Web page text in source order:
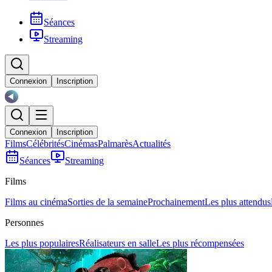
Séances
Streaming
Connexion Inscription
Connexion Inscription
FilmsCélébritésCinémasPalmarèsActualités
Séances
Streaming
Films
Films au cinémaSorties de la semaineProchainementLes plus attendus
Personnes
Les plus populairesRéalisateurs en salleLes plus récompensées